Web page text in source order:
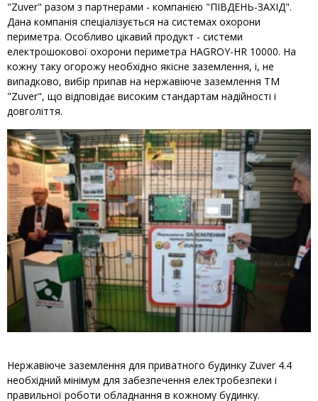
"Zuver" разом з партнерами - компанією "ПІВДЕНЬ-ЗАХІД".
Дана компанія спеціалізується на системах охорони
периметра. Особливо цікавий продукт - системи
електрошокової охорони периметра HAGROY-HR 10000. На
кожну таку огорожу необхідно якісне заземлення, і, не
випадково, вибір припав на нержавіюче заземлення ТМ
"Zuver", що відповідає високим стандартам надійності і
довголіття.
Нержавіюче заземлення для приватного будинку Zuver 4.4
необхідний мінімум для забезпечення електробезпеки і
правильної роботи обладнання в кожному будинку.